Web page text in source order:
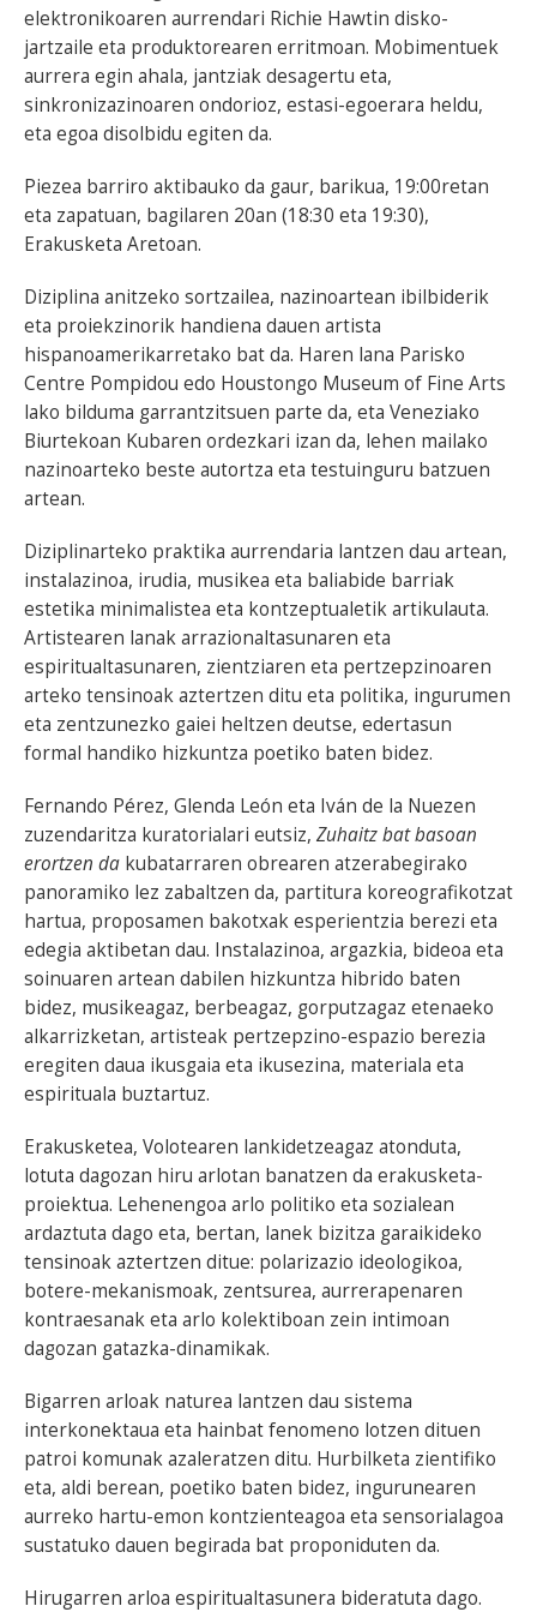
elektronikoaren aurrendari Richie Hawtin disko-
jartzaile eta produktorearen erritmoan. Mobimentuek
aurrera egin ahala, jantziak desagertu eta,
sinkronizazinoaren ondorioz, estasi-egoerara heldu,
eta egoa disolbidu egiten da.
Piezea barriro aktibauko da gaur, barikua, 19:00retan
eta zapatuan, bagilaren 20an (18:30 eta 19:30),
Erakusketa Aretoan.
Diziplina anitzeko sortzailea, nazinoartean ibilbiderik
eta proiekzinorik handiena dauen artista
hispanoamerikarretako bat da. Haren lana Parisko
Centre Pompidou edo Houstongo Museum of Fine Arts
lako bilduma garrantzitsuen parte da, eta Veneziako
Biurtekoan Kubaren ordezkari izan da, lehen mailako
nazinoarteko beste autortza eta testuinguru batzuen
artean.
Diziplinarteko praktika aurrendaria lantzen dau artean,
instalazinoa, irudia, musikea eta baliabide barriak
estetika minimalistea eta kontzeptualetik artikulauta.
Artistearen lanak arrazionaltasunaren eta
espiritualtasunaren, zientziaren eta pertzepzinoaren
arteko tensinoak aztertzen ditu eta politika, ingurumen
eta zentzunezko gaiei heltzen deutse, edertasun
formal handiko hizkuntza poetiko baten bidez.
Fernando Pérez, Glenda León eta Iván de la Nuezen
zuzendaritza kuratorialari eutsiz, Zuhaitz bat basoan
erortzen da kubatarraren obrearen atzerabegirako
panoramiko lez zabaltzen da, partitura koreografikotzat
hartua, proposamen bakotxak esperientzia berezi eta
edegia aktibetan dau. Instalazinoa, argazkia, bideoa eta
soinuaren artean dabilen hizkuntza hibrido baten
bidez, musikeagaz, berbeagaz, gorputzagaz etenaeko
alkarrizketan, artisteak pertzepzino-espazio berezia
eregiten daua ikusgaia eta ikusezina, materiala eta
espirituala buztartuz.
Erakusketea, Volotearen lankidetzeagaz atonduta,
lotuta dagozan hiru arlotan banatzen da erakusketa-
proiektua. Lehenengoa arlo politiko eta sozialean
ardaztuta dago eta, bertan, lanek bizitza garaikideko
tensinoak aztertzen ditue: polarizazio ideologikoa,
botere-mekanismoak, zentsurea, aurrerapenaren
kontraesanak eta arlo kolektiboan zein intimoan
dagozan gatazka-dinamikak.
Bigarren arloak naturea lantzen dau sistema
interkonektaua eta hainbat fenomeno lotzen dituen
patroi komunak azaleratzen ditu. Hurbilketa zientifiko
eta, aldi berean, poetiko baten bidez, ingurunearen
aurreko hartu-emon kontzienteagoa eta sensorialagoa
sustatuko dauen begirada bat proponiduten da.
Hirugarren arloa espiritualtasunera bideratuta dago.